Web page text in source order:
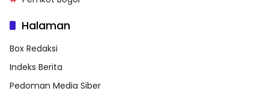
Halaman
Box Redaksi
Indeks Berita
Pedoman Media Siber